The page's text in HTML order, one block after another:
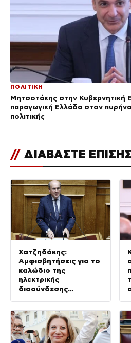
ΠΟΛΙΤΙΚΗ
Μητσοτάκης στην Κυβερνητική
παραγωγική Ελλάδα στον
πολιτικής
// ΔΙΑΒΑΣΤΕ
Χατζηδάκης:
Αμφισβητήσεις για το
καλώδιο της
ηλεκτρικής
διασύνδεσης